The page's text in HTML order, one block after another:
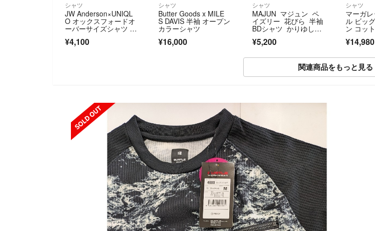
シャツ
JW Anderson×UNIQL
O オックスフォードオ
ーバーサイズシャツ X
用 タグ付き ストライ
¥4,100
シャツ
Butter Goods x MILE
S DAVIS 半袖 オープン
カラーシャツ
¥16,000
シャツ
MAJUN マジュン ペ
イズリー 花びら 半袖
BDシャツ かりゆしウ
¥5,200
シャツ
マーガ
ル ビッ
ン コッ
ツ
¥14,980
関連商品をもっと見る